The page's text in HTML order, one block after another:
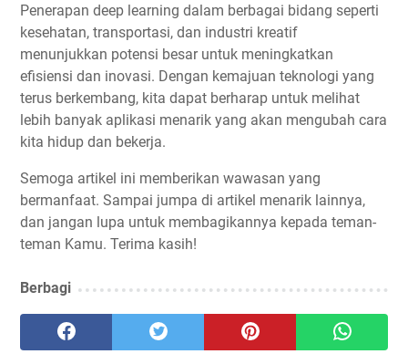
Penerapan deep learning dalam berbagai bidang seperti
kesehatan, transportasi, dan industri kreatif
menunjukkan potensi besar untuk meningkatkan
efisiensi dan inovasi. Dengan kemajuan teknologi yang
terus berkembang, kita dapat berharap untuk melihat
lebih banyak aplikasi menarik yang akan mengubah cara
kita hidup dan bekerja.
Semoga artikel ini memberikan wawasan yang
bermanfaat. Sampai jumpa di artikel menarik lainnya,
dan jangan lupa untuk membagikannya kepada teman-
teman Kamu. Terima kasih!
Berbagi